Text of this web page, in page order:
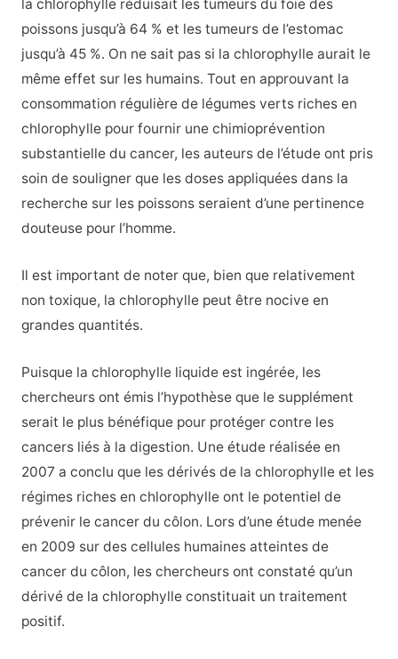
la chlorophylle réduisait les tumeurs du foie des
poissons jusqu’à 64 % et les tumeurs de l’estomac
jusqu’à 45 %. On ne sait pas si la chlorophylle aurait le
même effet sur les humains. Tout en approuvant la
consommation régulière de légumes verts riches en
chlorophylle pour fournir une chimioprévention
substantielle du cancer, les auteurs de l’étude ont pris
soin de souligner que les doses appliquées dans la
recherche sur les poissons seraient d’une pertinence
douteuse pour l’homme.
Il est important de noter que, bien que relativement
non toxique, la chlorophylle peut être nocive en
grandes quantités.
Puisque la chlorophylle liquide est ingérée, les
chercheurs ont émis l’hypothèse que le supplément
serait le plus bénéfique pour protéger contre les
cancers liés à la digestion. Une étude réalisée en
2007 a conclu que les dérivés de la chlorophylle et les
régimes riches en chlorophylle ont le potentiel de
prévenir le cancer du côlon. Lors d’une étude menée
en 2009 sur des cellules humaines atteintes de
cancer du côlon, les chercheurs ont constaté qu’un
dérivé de la chlorophylle constituait un traitement
positif.